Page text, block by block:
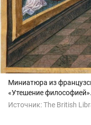
Миниатюра из
«Утешение
Источник:The British